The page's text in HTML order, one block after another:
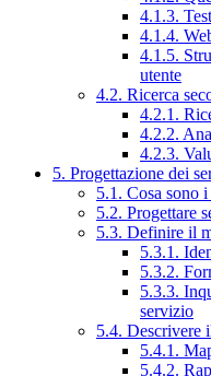
4.1.3.
4.1.4.
4.1.5.
utente
4.2. Ricerca
4.2.1.
4.2.2.
4.2.3.
5. Progettazione dei
5.1. Cosa sono
5.2. Progettare
5.3. Definire il
5.3.1.
5.3.2.
5.3.3.
servizio
5.4. Descrivere
5.4.1.
5.4.2.